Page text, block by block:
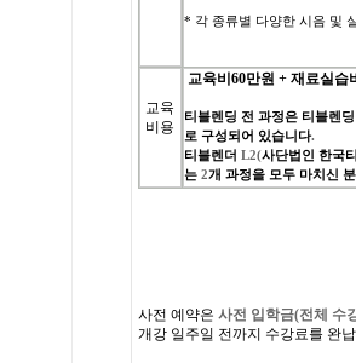
* 각 종류별 다양한 시음 및
교육
비용
교육비60만원 +재료실습
티블렌딩 전 과정은 티블렌딩
로 구성되어 있습니다.
티블렌더 L2(사단법인 한국
는 2개 과정을 모두 마치신
사전 예약은 사전 입학금(전체 수
개강 일주일 전까지 수강료를 완